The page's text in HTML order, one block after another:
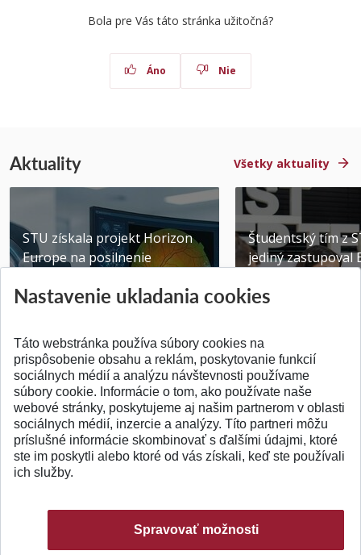
Bola pre Vás táto stránka užitočná?
Áno Nie
Aktuality Všetky aktuality
STU získala projekt Horizon
Europe na posilnenie
Publikované 31.07.2026
Študentský tím z
jediný zastupoval
Publikované
SPÄŤ NA VRCH
Nastavenie ukladania cookies
Táto webstránka používa súbory cookies na
prispôsobenie obsahu a reklám, poskytovanie funkcií
sociálnych médií a analýzu návštevnosti používame
súbory cookie. Informácie o tom, ako používate naše
webové stránky, poskytujeme aj našim partnerom v oblasti
sociálnych médií, inzercie a analýzy. Títo partneri môžu
príslušné informácie skombinovať s ďalšími údajmi, ktoré
ste im poskytli alebo ktoré od vás získali, keď ste používali
ich služby.
Spravovať možnosti